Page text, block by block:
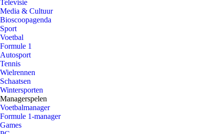
Televisie
Media & Cultuur
Bioscoopagenda
Sport
Voetbal
Formule 1
Autosport
Tennis
Wielrennen
Schaatsen
Wintersporten
Managerspelen
Voetbalmanager
Formule 1-manager
Games